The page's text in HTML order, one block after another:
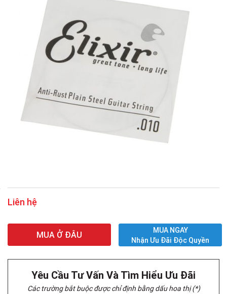
Liên hệ
MUA Ở ĐÂU
MUA NGAY
Nhận Ưu Đãi Độc Quyền
Yêu Cầu Tư Vấn Và Tìm Hiểu Ưu Đãi
Các trường bắt buộc được chỉ định bằng dấu hoa thị (*)